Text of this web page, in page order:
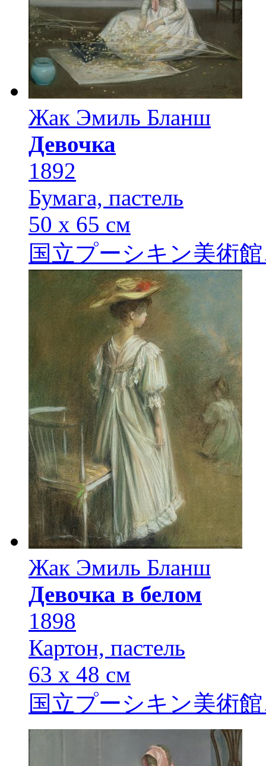
Жак Эмиль Бланш
Девочка
1892
Бумага, пастель
50 х 65 см
国立プーシキン美術
Жак Эмиль Бланш
Девочка в белом
1898
Картон, пастель
63 х 48 см
国立プーシキン美術